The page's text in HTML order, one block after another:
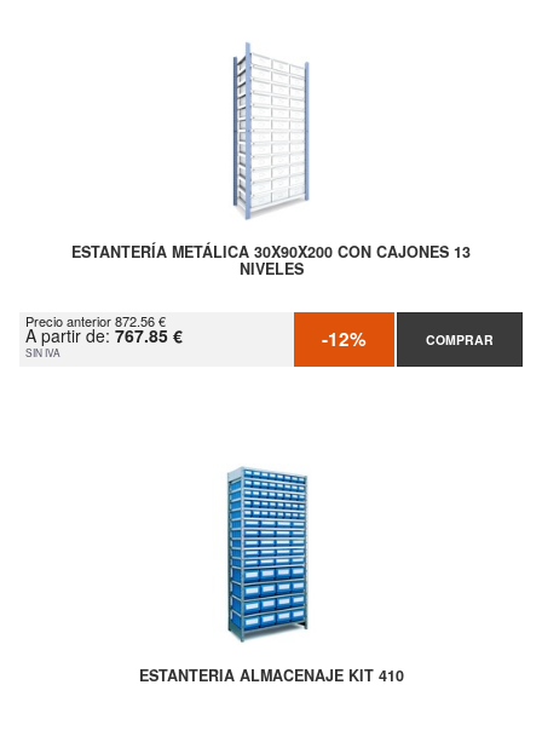
ESTANTERÍA METÁLICA 30X90X200 CON CAJONES 13
NIVELES
Precio anterior 872.56 €
A partir de: 767.85 €
SIN IVA -12% COMPRAR
ESTANTERIA ALMACENAJE KIT 410